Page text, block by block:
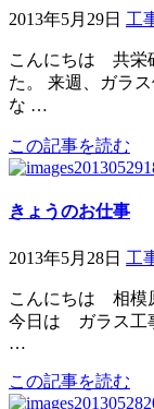
2013年5月29日 工
こんにちは 共栄
た。 来週、ガラ
な …
この記事を読む
きょうのお仕事
2013年5月28日 工
こんにちは 相模
今日は ガラス工
…
この記事を読む